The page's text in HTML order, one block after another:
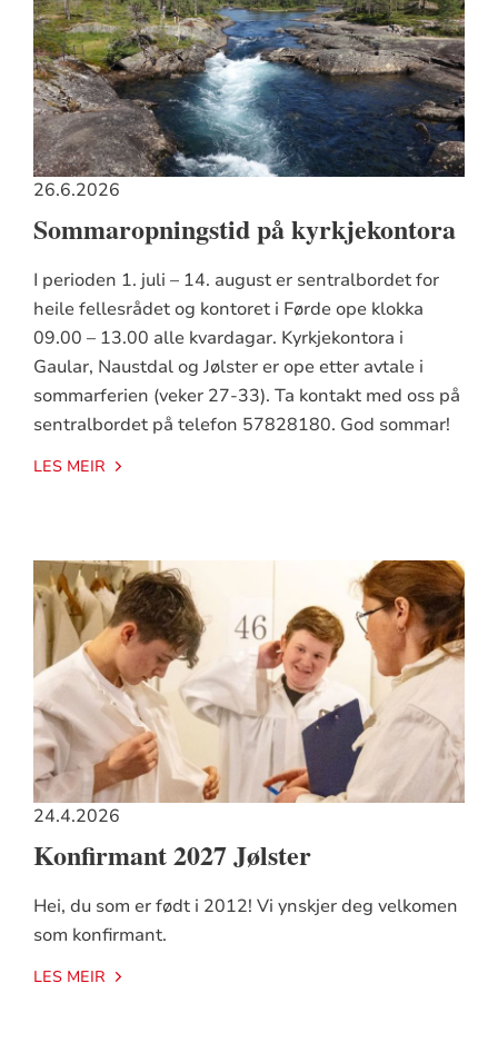
26.6.2026
Sommaropningstid på kyrkjekontora
I perioden 1. juli – 14. august er sentralbordet for
heile fellesrådet og kontoret i Førde ope klokka
09.00 – 13.00 alle kvardagar. Kyrkjekontora i
Gaular, Naustdal og Jølster er ope etter avtale i
sommarferien (veker 27-33). Ta kontakt med oss på
sentralbordet på telefon 57828180. God sommar!
LES MEIR
24.4.2026
Konfirmant 2027 Jølster
Hei, du som er født i 2012! Vi ynskjer deg velkomen
som konfirmant.
LES MEIR